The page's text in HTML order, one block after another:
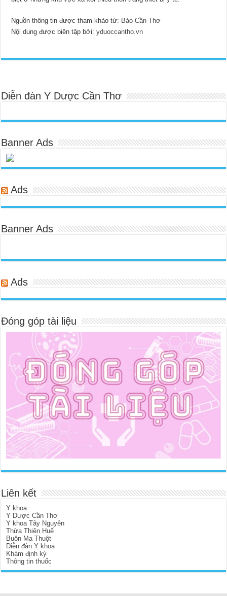
Nguồn thông tin được tham khảo từ: Báo Cần Thơ
Nội dung được biên tập bởi:yduoccantho.vn
Diễn đàn Y Dược Cần Thơ
Banner Ads
Ads
Banner Ads
Ads
Đóng góp tài liệu
Liên kết
Y khoa
Y Dược Cần Thơ
Y khoa Tây Nguyên
Thừa Thiên Huế
Buôn Ma Thuột
Diễn đàn Y khoa
Khám định kỳ
Thông tin thuốc